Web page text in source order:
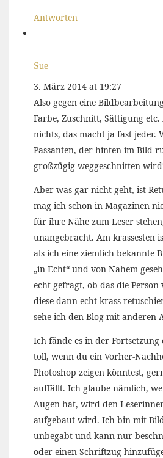
Antworten
Sue
3. März 2014 at 19:27
Also gegen eine
Farbe, Zuschnitt, Sättigung
nichts, das macht ja fast jeder.
Passanten, der hinten im Bild
großzügig weggeschnitten
Aber was gar nicht geht, ist
mag ich schon in Magazinen
für ihre Nähe zum Leser
unangebracht. Am krassesten
als ich eine ziemlich bekannte
„in Echt“ und von Nahem
echt gefragt, ob das die
diese dann echt krass
sehe ich den Blog mit anderen
Ich fände es in der Fortsetzung
toll, wenn du ein Vorher-
Photoshop zeigen könntest,
auffällt. Ich glaube nämlich,
Augen hat, wird den
aufgebaut wird. Ich bin mit
unbegabt und kann nur
oder einen Schriftzug